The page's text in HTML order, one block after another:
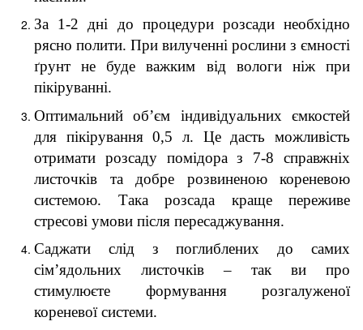
За 1-2 дні до процедури розсади необхідно
рясно полити. При вилученні рослини з ємності
ґрунт не буде важким від вологи ніж при
пікіруванні.
Оптимальний об’єм індивідуальних ємкостей
для пікірування 0,5 л. Це дасть можливість
отримати розсаду помідора з 7-8 справжніх
листочків та добре розвиненою кореневою
системою. Така розсада краще переживе
стресові умови після пересаджування.
Саджати слід з поглиблених до самих
сім’ядольних листочків – так ви про
стимулюєте формування розгалуженої
кореневої системи.